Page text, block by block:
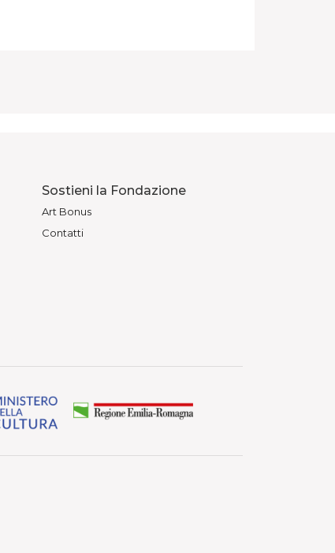
Sostieni la Fondazione
Art Bonus
Contatti